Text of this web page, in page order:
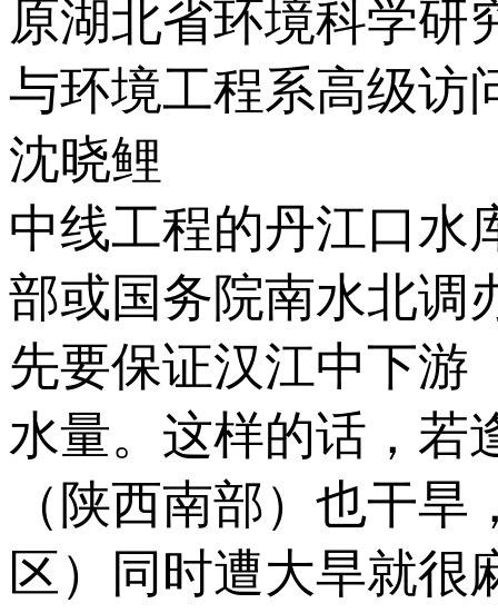
原湖北省环境科学研
与环境工程系高级访
沈晓鲤
中线工程的丹江口水
部或国务院南水北调
先要保证汉江中下游
水量。这样的话，若
（陕西南部）也干
区）同时遭大旱就很